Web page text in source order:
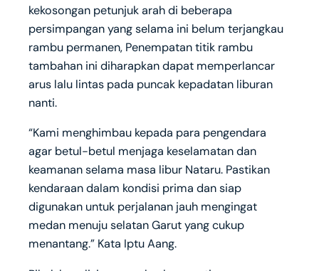
kekosongan petunjuk arah di beberapa
persimpangan yang selama ini belum terjangkau
rambu permanen, Penempatan titik rambu
tambahan ini diharapkan dapat memperlancar
arus lalu lintas pada puncak kepadatan liburan
nanti.
“Kami menghimbau kepada para pengendara
agar betul-betul menjaga keselamatan dan
keamanan selama masa libur Nataru. Pastikan
kendaraan dalam kondisi prima dan siap
digunakan untuk perjalanan jauh mengingat
medan menuju selatan Garut yang cukup
menantang.” Kata Iptu Aang.